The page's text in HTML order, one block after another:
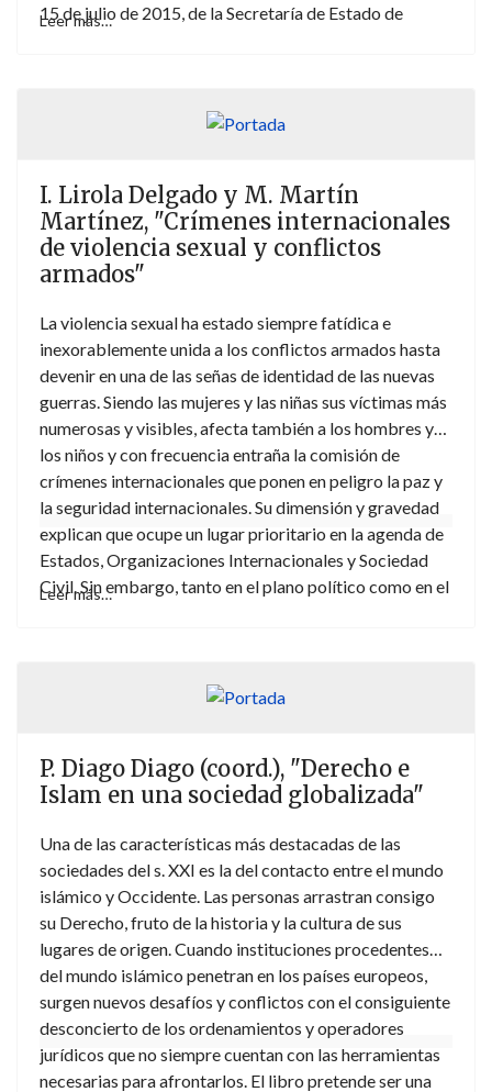
15 de julio de 2015, de la Secretaría de Estado de
humanos (BOE número 176 de 24 de julio de 2015). En
Pontificia Comillas (ICAI-ICADE).
Leer más…
I. Lirola Delgado y M. Martín
Martínez, "Crímenes internacionales
de violencia sexual y conflictos
armados"
La violencia sexual ha estado siempre fatídica e
inexorablemente unida a los conflictos armados hasta
devenir en una de las señas de identidad de las nuevas
guerras. Siendo las mujeres y las niñas sus víctimas más
numerosas y visibles, afecta también a los hombres y
los niños y con frecuencia entraña la comisión de
crímenes internacionales que ponen en peligro la paz y
la seguridad internacionales. Su dimensión y gravedad
explican que ocupe un lugar prioritario en la agenda de
Estados, Organizaciones Internacionales y Sociedad
Civil. Sin embargo, tanto en el plano político como en el
pese a su creciente visibilidad, las estadísticas no
a cuestiones tan relevantes como los nuevos roles y la
pluralidad de autores y víctimas de la violencia sexual,
construcción de un marco jurídico internacional, los
diferentes tipos de crímenes internacionales de
violencia sexual, los aspectos procesales y
procedimentales y los obstáculos técnico-prácticos
que su enjuiciamiento y castigo suscitan y lo que hemos
denominado la acción internacional institucionalizada
contra la violencia sexual en los conflictos surgida en el
marco de la Agenda «Mujeres, Paz y Seguridad» de la
ONU.
Leer más…
P. Diago Diago (coord.), "Derecho e
Islam en una sociedad globalizada"
Una de las características más destacadas de las
sociedades del s. XXI es la del contacto entre el mundo
islámico y Occidente. Las personas arrastran consigo
su Derecho, fruto de la historia y la cultura de sus
lugares de origen. Cuando instituciones procedentes
del mundo islámico penetran en los países europeos,
surgen nuevos desafíos y conflictos con el consiguiente
desconcierto de los ordenamientos y operadores
jurídicos que no siempre cuentan con las herramientas
necesarias para afrontarlos. El libro pretende ser una